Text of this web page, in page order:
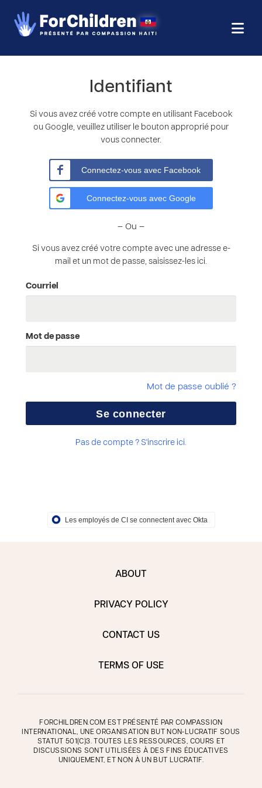
Identifiant
Si vous avez créé votre compte en utilisant Facebook
ou Google, veuillez utiliser le bouton approprié pour
vous connecter.
Connectez-vous avec Facebook
Connectez-vous avec Google
– Ou –
Si vous avez créé votre compte avec une adresse e-
mail et un mot de passe, saisissez-les ici.
Courriel
Mot de passe
Mot de passe oublié ?
Pas de compte ? S'inscrire ici.
Les employés de CI se connectent avec Okta
ABOUT
PRIVACY POLICY
CONTACT US
TERMS OF USE
FORCHILDREN.COM EST PRÉSENTÉ PAR COMPASSION
INTERNATIONAL, UNE ORGANISATION BUT NON-LUCRATIF SOUS
STATUT 501(C)3. TOUTES LES RESSOURCES, COURS ET
DISCUSSIONS SONT UTILISÉES À DES FINS ÉDUCATIVES
UNIQUEMENT, ET NON À UN BUT LUCRATIF.